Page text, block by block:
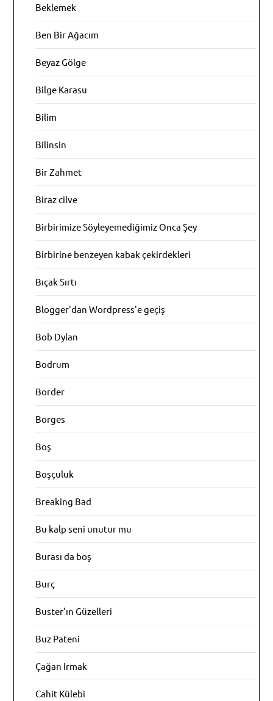
Beklemek
Ben Bir Ağacım
Beyaz Gölge
Bilge Karasu
Bilim
Bilinsin
Bir Zahmet
Biraz cilve
Birbirimize Söyleyemediğimiz Onca Şey
Birbirine benzeyen kabak çekirdekleri
Bıçak Sırtı
Blogger'dan Wordpress'e geçiş
Bob Dylan
Bodrum
Border
Borges
Boş
Boşçuluk
Breaking Bad
Bu kalp seni unutur mu
Burası da boş
Burç
Buster'ın Güzelleri
Buz Pateni
Çağan Irmak
Cahit Külebi